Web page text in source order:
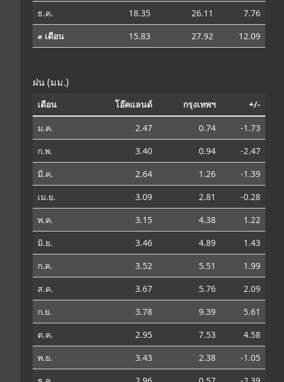
ธ.ค.
18.35 26.11
7.76
⌀ เดือน
15.83 27.92 12.09
ฝน (มม.)
เดือน โอ๊คแลนด์ กรุงเทพฯ +/-
ม.ค. 2.47 0.74
-1.73
ก.พ.
3.40 0.94
-2.47
มี.ค.
2.64 1.26
-1.39
เม.ย.
3.09 2.81
-0.28
พ.ค.
3.15 4.38
1.22
มิ.ย.
3.46 4.89
1.43
ก.ค.
3.52 5.51
1.99
ส.ค.
3.67 5.76
2.09
ก.ย.
3.78 9.39
5.61
ต.ค.
2.95 7.53
4.58
พ.ย.
3.43 2.38
-1.05